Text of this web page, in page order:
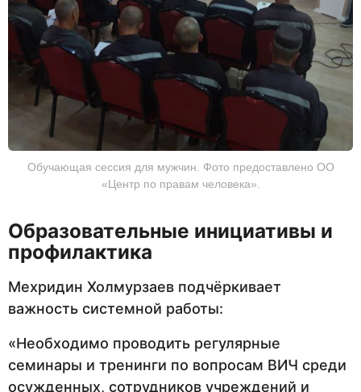
Обучающая сессия для мужчин. Фото предоставлено ОО
«Центр по правам человека».
Образовательные инициативы и
профилактика
Мехридин Холмурзаев подчёркивает
важность системной работы:
«Необходимо проводить регулярные
семинары и тренинги по вопросам ВИЧ среди
осужденных, сотрудников учреждений и